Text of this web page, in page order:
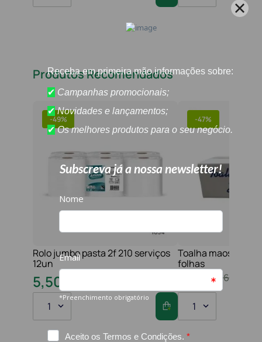
Produtos Recomendados
-49%
Rolo jumbo pasta 2f 210 serviços
12un
5,50
1
-47%
Toalha maos 2f
folhas
16
€
1